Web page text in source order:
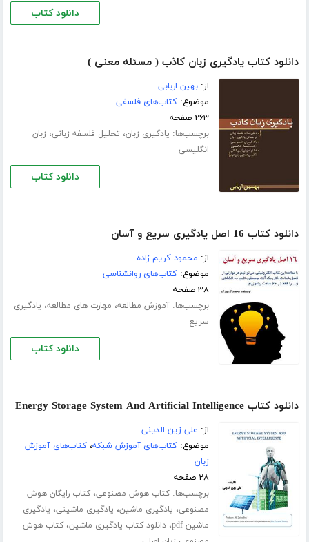
دانلود کتاب
دانلود کتاب یادگیری زبان کاذب ( مسئله معنی )
از:بهین اربابی
موضوع:کتاب‌های فلسفی
۲۶۳ صفحه
برچسب‌ها: یادگیری زبان، تحلیل فلسفه زبانی، زبان
انگلیسی
دانلود کتاب
دانلود کتاب 16 اصل یادگیری سریع و آسان
از: محمود کریم زاده
موضوع:کتاب‌های روانشناسی
۳۸ صفحه
برچسب‌ها:آموزش مطالعه، مهارت های مطالعه، یادگیری
سریع
دانلود کتاب
دانلود کتاب Energy Storage System And Artificial Intelligence
از: علی زین الدینی
موضوع:کتاب‌های آموزش شبکه،کتاب‌های آموزش
زبان
۲۸ صفحه
برچسب‌ها:کتاب هوش مصنوعی،کتاب رایگان هوش
مصنوعی، یادگیری ماشین، یادگیری ماشینی، یادگیری
ماشین pdf
،دانلود کتاب یادگیری ماشین،کتاب هوش